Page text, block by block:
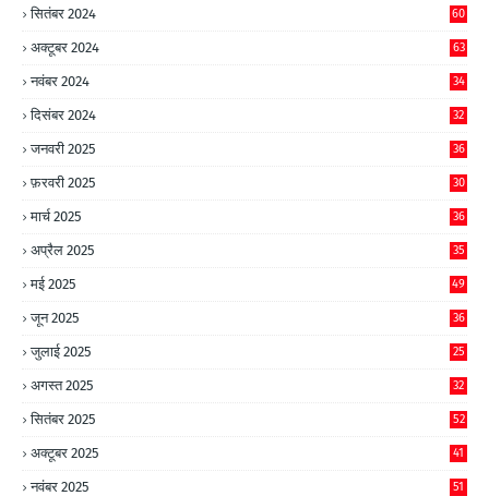
सितंबर 2024 60
अक्टूबर 2024 63
नवंबर 2024 34
दिसंबर 2024 32
जनवरी 2025 36
फ़रवरी 2025 30
मार्च 2025 36
अप्रैल 2025 35
मई 2025 49
जून 2025 36
जुलाई 2025 25
अगस्त 2025 32
सितंबर 2025 52
अक्टूबर 2025 41
नवंबर 2025 51